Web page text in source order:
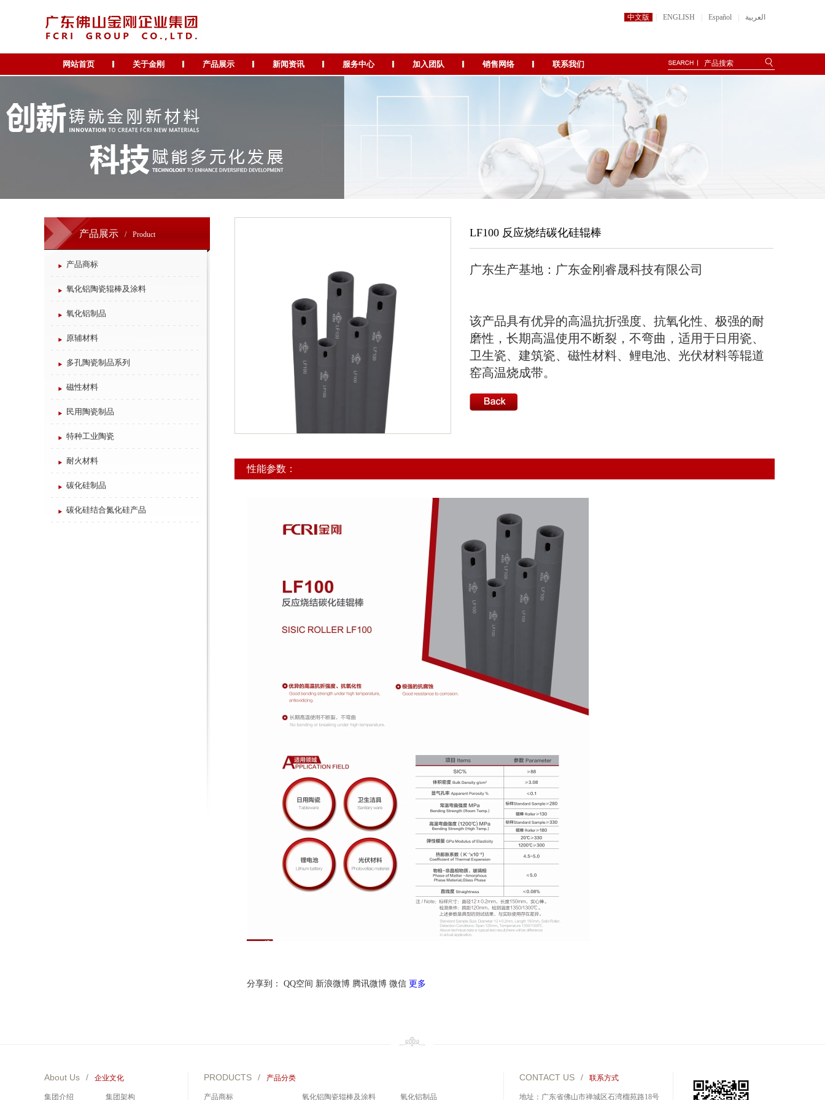
中文版 ENGLISH Español العربية
网站首页 关于金刚 产品展示 新闻资讯 服务中心 加入团队 销售网络 联系我们
产品展示 / Product
产品商标
氧化铝陶瓷辊棒及涂料
氧化铝制品
原辅材料
多孔陶瓷制品系列
磁性材料
民用陶瓷制品
特种工业陶瓷
耐火材料
碳化硅制品
碳化硅结合氮化硅产品
LF100 反应烧结碳化硅辊棒
广东生产基地：广东金刚睿晟科技有限公司
该产品具有优异的高温抗折强度、抗氧化性、极强的耐
磨性，长期高温使用不断裂，不弯曲，适用于日用瓷、
卫生瓷、建筑瓷、磁性材料、鲤电池、光伏材料等辊道
窑高温烧成带。
性能参数：
分享到： QQ空间 新浪微博 腾讯微博 微信 更多
About Us / 企业文化
集团介绍 集团架构
PRODUCTS / 产品分类
产品商标 氧化铝陶瓷辊棒及涂料 氧化铝制品
CONTACT US / 联系方式
地址：广东省佛山市禅城区石湾榴苑路18号